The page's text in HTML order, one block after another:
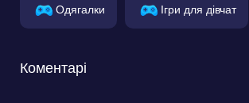
Одягалки Ігри для дівчат
Коментарі